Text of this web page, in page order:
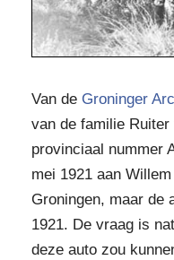
Van de Groninger
van de familie
provinciaal nummer
mei 1921 aan
Groningen, maar de
1921. De vraag is
deze auto zou